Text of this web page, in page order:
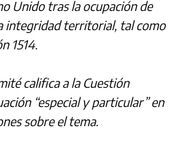
Unido tras la ocupación de
integridad territorial, tal como
1514.
califica a la Cuestión
“especial y particular” en
sobre el tema.